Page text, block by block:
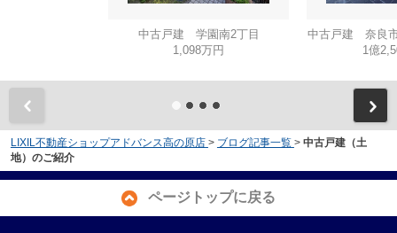
中古戸建 学園南2丁目
1,098万円
中古戸建 奈良
1億
LIXIL不動産ショップアドバンス高の原店 > ブログ記事一覧 > 中古戸建（土
地）のご紹介
ページトップに戻る